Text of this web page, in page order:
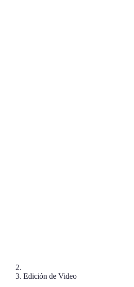
Edición de Video